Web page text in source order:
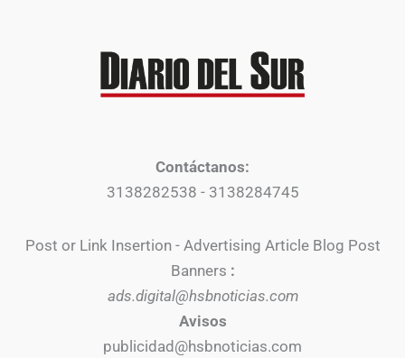
Contáctanos:
3138282538 - 3138284745
Post or Link Insertion - Advertising Article Blog Post
Banners :
ads.digital@hsbnoticias.com
Avisos
publicidad@hsbnoticias.com